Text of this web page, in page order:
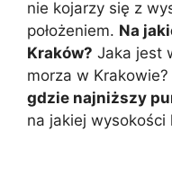
nie kojarzy się z
położeniem. Na
Kraków? Jaka jest
morza w Krakowie?
gdzie najniższy
na jakiej wysokości